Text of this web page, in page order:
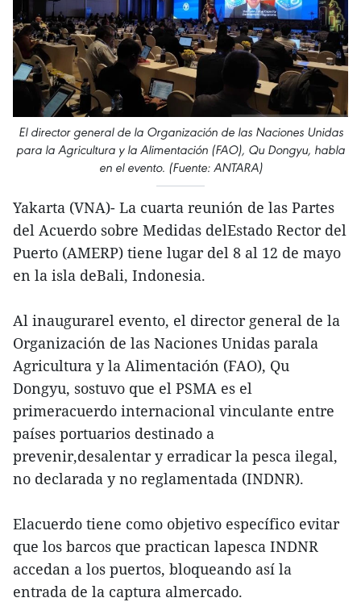
El director general de la Organización de las Naciones Unidas
para la Agricultura y la Alimentación (FAO), Qu Dongyu, habla
en el evento. (Fuente: ANTARA)
Yakarta (VNA)- La cuarta reunión de las Partes
del Acuerdo sobre Medidas delEstado Rector del
Puerto (AMERP) tiene lugar del 8 al 12 de mayo
en la isla deBali, Indonesia.
Al inaugurarel evento, el director general de la
Organización de las Naciones Unidas parala
Agricultura y la Alimentación (FAO), Qu
Dongyu, sostuvo que el PSMA es el
primeracuerdo internacional vinculante entre
países portuarios destinado a
prevenir,desalentar y erradicar la pesca ilegal,
no declarada y no reglamentada (INDNR).
Elacuerdo tiene como objetivo específico evitar
que los barcos que practican lapesca INDNR
accedan a los puertos, bloqueando así la
entrada de la captura almercado.